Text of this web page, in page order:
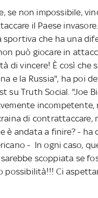
se non impossibile,
il Paese
sportiva che ha una
può giocare in
di vincere! È così che
e la Russia", ha poi
su Truth Social. "Joe
incompetente,
di contrattaccare,
è andata a finire? -
- In ogni caso,
scoppiata se
possibilità!!! Ci